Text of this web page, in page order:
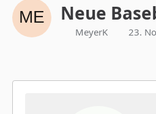
Neue
MeyerK 23.